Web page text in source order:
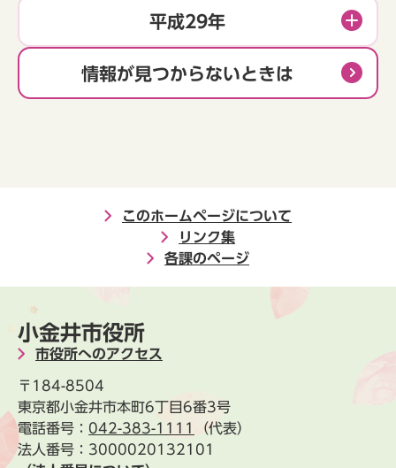
平成29年
情報が見つからないときは
このホームページについて
リンク集
各課のページ
小金井市役所
市役所へのアクセス
〒184-8504
東京都小金井市本町6丁目6番3号
電話番号： 042-383-1111
（代表）
法人番号：3000020132101